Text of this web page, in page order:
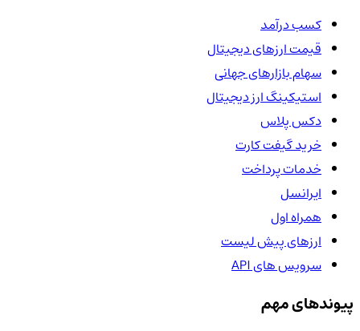
کسب درآمد
قیمت ارزهای دیجیتال
سهام بازارهای جهانی
استیکینگ ارز دیجیتال
دکس پلاس
خرید گیفت کارت
خدمات پرداخت
ایرانسل
همراه اول
ارزهای پیش لیست
سرویس های API
پیوندهای مهم